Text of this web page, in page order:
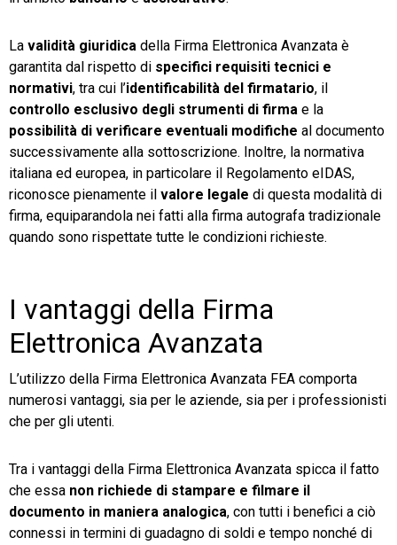
La validità giuridica della Firma Elettronica Avanzata è
garantita dal rispetto di specifici requisiti tecnici e
normativi, tra cui l’identificabilità del firmatario, il
controllo esclusivo degli strumenti di firma e la
possibilità di verificare eventuali modifiche al documento
successivamente alla sottoscrizione. Inoltre, la normativa
italiana ed europea, in particolare il Regolamento eIDAS,
riconosce pienamente il valore legale di questa modalità di
firma, equiparandola nei fatti alla firma autografa tradizionale
quando sono rispettate tutte le condizioni richieste.
I vantaggi della Firma
Elettronica Avanzata
L’utilizzo della Firma Elettronica Avanzata FEA comporta
numerosi vantaggi, sia per le aziende, sia per i professionisti
che per gli utenti.
Tra i vantaggi della Firma Elettronica Avanzata spicca il fatto
che essa non richiede di stampare e filmare il
documento in maniera analogica, con tutti i benefici a ciò
connessi in termini di guadagno di soldi e tempo nonché di